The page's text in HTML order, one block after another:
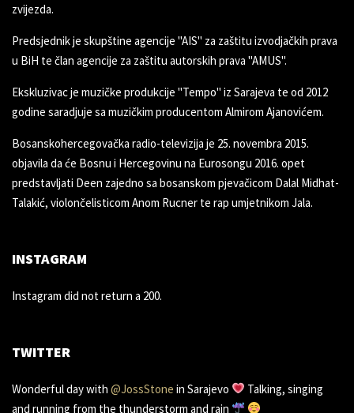
zvijezda.
Predsjednik je skupštine agencije "AIS" za zaštitu izvodjačkih prava
u BiH te član agencije za zaštitu autorskih prava "AMUS".
Ekskluzivac je muzičke produkcije "Tempo" iz Sarajeva te od 2012
godine saradjuje sa muzičkim producentom Almirom Ajanovićem.
Bosanskohercegovačka radio-televizija je 25. novembra 2015.
objavila da će Bosnu i Hercegovinu na Eurosongu 2016. opet
predstavljati Deen zajedno sa bosanskom pjevačicom Dalal Midhat-
Talakić, violončelisticom Anom Rucner te rap umjetnikom Jala.
INSTAGRAM
Instagram did not return a 200.
TWITTER
Wonderful day with @JossStone in Sarajevo
Talking, singing
and running from the thunderstorm and rain